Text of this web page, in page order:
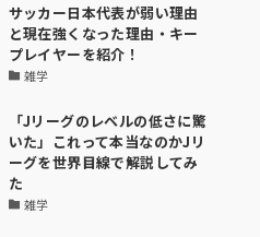
サッカー日本代表が弱い理由
と現在強くなった理由・キー
プレイヤーを紹介！
雑学
「Jリーグのレベルの低さに驚
いた」これって本当なのかJリ
ーグを世界目線で解説してみ
た
雑学